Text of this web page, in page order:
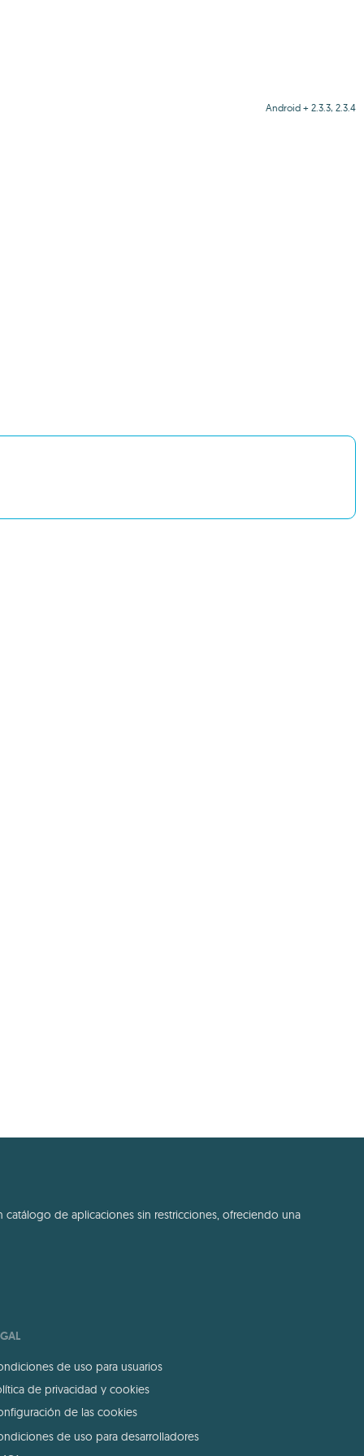
Android + 2.3.3, 2.3.4
de aplicaciones sin restricciones, ofreciendo una
de uso para usuarios
de privacidad y cookies
de las cookies
de uso para desarrolladores